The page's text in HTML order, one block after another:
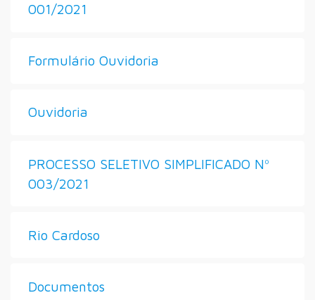
001/2021
Formulário Ouvidoria
Ouvidoria
PROCESSO SELETIVO SIMPLIFICADO Nº
003/2021
Rio Cardoso
Documentos